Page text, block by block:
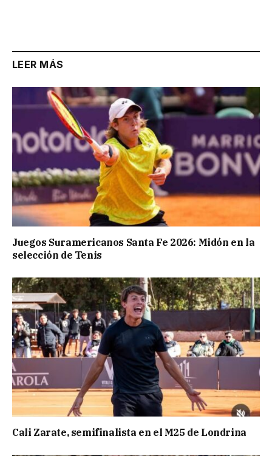
LEER MÁS
Juegos Suramericanos Santa Fe 2026: Midón en la
selección de Tenis
Cali Zarate, semifinalista en el M25 de Londrina